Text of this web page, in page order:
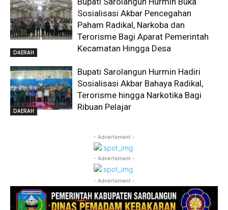
DAERAH
Sosialisasi Akbar Pencegahan
Paham Radikal, Narkoba dan
Terorisme Bagi Aparat Pemerintah
Kecamatan Hingga Desa
DAERAH
Bupati Sarolangun Hurmin Hadiri
Sosialisasi Akbar Bahaya Radikal,
Terorisme hingga Narkotika Bagi
Ribuan Pelajar
- Advertisment -
- Advertisment -
- Advertisment -